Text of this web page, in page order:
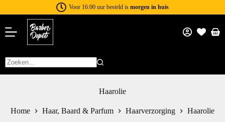
Voor 16:00 uur besteld is morgen in huis
Haarolie
Home Haar, Baard & Parfum Haarverzorging Haarolie